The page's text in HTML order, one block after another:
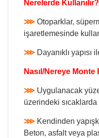
Nerelerde Kullanılır?
⋙ Otoparklar,
işaretlemesinde
⋙ Dayanıklı
Nasıl/Nereye Monte
⋙ Uygulanacak
üzerindeki sıcaklarda
⋙ Kendinden
Beton, asfalt veya